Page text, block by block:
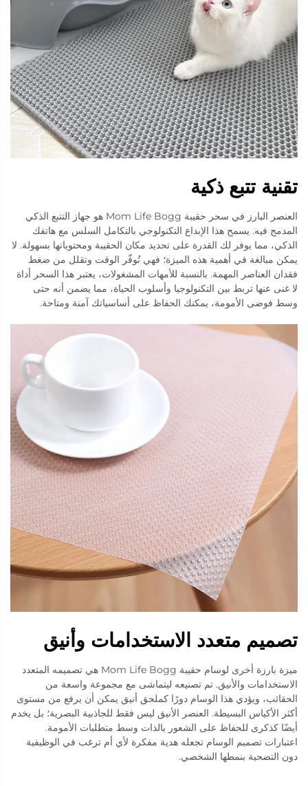
تقنية تتبع ذكية
العنصر البارز في سحر حقيبة Mom Life Bogg هو جهاز التتبع الذكي
المدمج فيه. يسمح هذا الإبداع التكنولوجي بالتكامل السلس مع هاتفك
الذكي، مما يوفر لك القدرة على تحديد مكان الحقيبة ومحتوياتها بسهولة. لا
يمكن مبالغة في أهمية هذه الميزة؛ فهي تُوفّر الوقت وتقلل من ضغط
فقدان العناصر المهمة. بالنسبة للأمهات المشغولات، يعتبر هذا السحر أداة
لا غنى عنها تربط بين التكنولوجيا وأسلوب الحياة، مما يضمن أنه حتى
وسط فوضى الأمومة، يمكنك الحفاظ على أساسياتك آمنة ومتاحة.
تصميم متعدد الاستخدامات وأنيق
ميزة بارزة أخرى لوسام حقيبة Mom Life Bogg هي تصميمه المتعدد
الاستخدامات والأنيق. تم تصنيعه ليتماشى مع مجموعة واسعة من
الحقائب، ويؤدي هذا الوسام دورًا كملحق أنيق يمكن أن يرفع من مستوى
أكثر الأكياس البسيطة. العنصر الأنيق ليس فقط للجاذبية البصرية؛ بل يخدم
أيضًا كذكرى للحفاظ على الشعور بالذات وسط متطلبات الأمومة.
اعتبارات تصميم الوسام تجعله هدية مفكرة لأي أم ترغب في الوظيفية
دون التضحية بنمطها الشخصي.